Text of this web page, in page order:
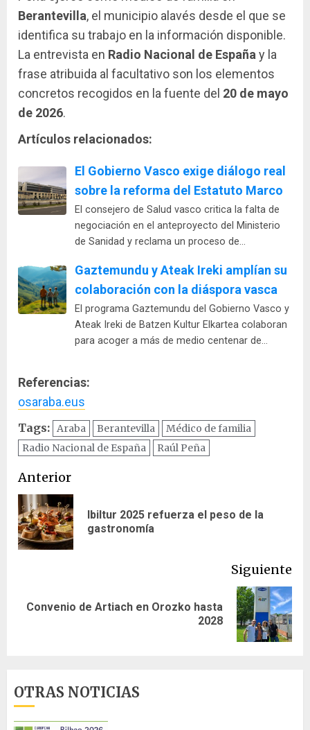
Berantevilla, el municipio alavés desde el que se
identifica su trabajo en la información disponible.
La entrevista en Radio Nacional de España y la
frase atribuida al facultativo son los elementos
concretos recogidos en la fuente del 20 de mayo
de 2026.
Artículos relacionados:
El Gobierno Vasco exige diálogo real
sobre la reforma del Estatuto Marco
El consejero de Salud vasco critica la falta de
negociación en el anteproyecto del Ministerio
de Sanidad y reclama un proceso de…
Gaztemundu y Ateak Ireki amplían su
colaboración con la diáspora vasca
El programa Gaztemundu del Gobierno Vasco y
Ateak Ireki de Batzen Kultur Elkartea colaboran
para acoger a más de medio centenar de…
Referencias:
osaraba.eus
Tags: Araba Berantevilla
Médico de familia
Radio Nacional de España
Raúl Peña
Navegación
de
entradas
Anterior
Ibiltur 2025 refuerza el peso de la
gastronomía
Siguiente
Siguiente
Convenio de Artiach en Orozko hasta
2028
OTRAS NOTICIAS